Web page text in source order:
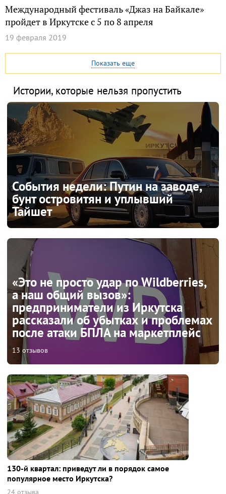
Международный фестиваль «Джаз на Байкале»
пройдет в Иркутске с 5 по 8 апреля
19 февраля 2019
Показать еще
Истории, которые нельзя пропустить
События недели: Путин на заводе,
бунт островитян и уплывший
Тайшет
«Это не просто удар по Wildberries,
а наш общий вызов»:
предприниматели из Иркутска
рассказали об убытках и проблемах
после атаки БПЛА на маркетплейс
13 отзывов
130-й квартал: приведут ли в порядок самое
популярное место Иркутска?
24 отзыва